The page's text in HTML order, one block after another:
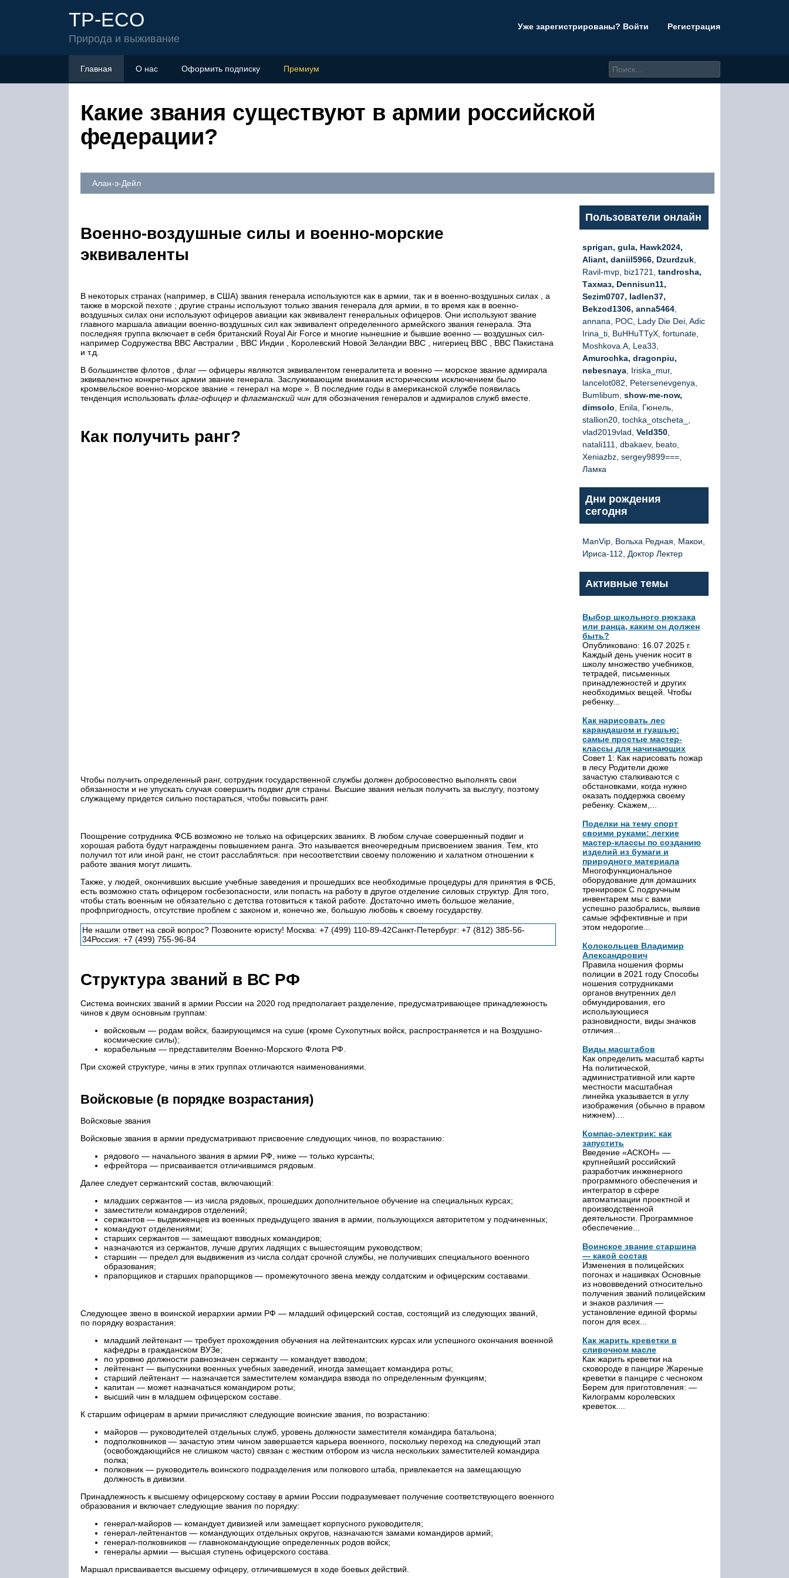
TP-ECO
Природа и выживание
Уже зарегистрированы? Войти Регистрация
Главная О нас Оформить подписку Премиум
Какие звания существуют в армии российской
федерации?
Алан-э-Дейл
Военно-воздушные силы и военно-морские
эквиваленты
В некоторых странах (например, в США) звания генерала используются как в армии, так и в военно-воздушных силах , а
также в морской пехоте ; другие страны используют только звания генерала для армии, в то время как в военно-
воздушных силах они используют офицеров авиации как эквивалент генеральных офицеров. Они используют звание
главного маршала авиации военно-воздушных сил как эквивалент определенного армейского звания генерала. Эта
последняя группа включает в себя британский Royal Air Force и многие нынешние и бывшие военно — воздушных сил-
например Содружества ВВС Австралии , ВВС Индии , Королевский Новой Зеландии ВВС , нигериец ВВС , ВВС Пакистана
и т.д.
В большинстве флотов , флаг — офицеры являются эквивалентом генералитета и военно — морское звание адмирала
эквивалентно конкретных армии звание генерала. Заслуживающим внимания историческим исключением было
кромвельское военно-морское звание « генерал на море ». В последние годы в американской службе появилась
тенденция использовать флаг-офицер и флагманский чин для обозначения генералов и адмиралов служб вместе.
Как получить ранг?
Чтобы получить определенный ранг, сотрудник государственной службы должен добросовестно выполнять свои
обязанности и не упускать случая совершить подвиг для страны. Высшие звания нельзя получить за выслугу, поэтому
служащему придется сильно постараться, чтобы повысить ранг.
Поощрение сотрудника ФСБ возможно не только на офицерских званиях. В любом случае совершенный подвиг и
хорошая работа будут награждены повышением ранга. Это называется внеочередным присвоением звания. Тем, кто
получил тот или иной ранг, не стоит расслабляться: при несоответствии своему положению и халатном отношении к
работе звания могут лишить.
Также, у людей, окончивших высшие учебные заведения и прошедших все необходимые процедуры для принятия в ФСБ,
есть возможно стать офицером госбезопасности, или попасть на работу в другое отделение силовых структур. Для того,
чтобы стать военным не обязательно с детства готовиться к такой работе. Достаточно иметь большое желание,
профпригодность, отсутствие проблем с законом и, конечно же, большую любовь к своему государству.
Не нашли ответ на свой вопрос? Позвоните юристу! Москва: +7 (499) 110-89-42Санкт-Петербург: +7 (812) 385-56-
34Россия: +7 (499) 755-96-84
Структура званий в ВС РФ
Система воинских званий в армии России на 2020 год предполагает разделение, предусматривающее принадлежность
чинов к двум основным группам:
войсковым — родам войск, базирующимся на суше (кроме Сухопутных войск, распространяется и на Воздушно-
космические силы);
корабельным — представителям Военно-Морского Флота РФ.
При схожей структуре, чины в этих группах отличаются наименованиями.
Войсковые (в порядке возрастания)
Войсковые звания
Войсковые звания в армии предусматривают присвоение следующих чинов, по возрастанию:
рядового — начального звания в армии РФ, ниже — только курсанты;
ефрейтора — присваивается отличившимся рядовым.
Далее следует сержантский состав, включающий:
младших сержантов — из числа рядовых, прошедших дополнительное обучение на специальных курсах;
заместители командиров отделений;
сержантов — выдвиженцев из военных предыдущего звания в армии, пользующихся авторитетом у подчиненных;
командуют отделениями;
старших сержантов — замещают взводных командиров;
назначаются из сержантов, лучше других ладящих с вышестоящим руководством;
старшин — предел для выдвижения из числа солдат срочной службы, не получивших специального военного
образования;
прапорщиков и старших прапорщиков — промежуточного звена между солдатским и офицерским составами.
Следующее звено в воинской иерархии армии РФ — младший офицерский состав, состоящий из следующих званий,
по порядку возрастания:
младший лейтенант — требует прохождения обучения на лейтенантских курсах или успешного окончания военной
кафедры в гражданском ВУЗе;
по уровню должности равнозначен сержанту — командует взводом;
лейтенант — выпускники военных учебных заведений, иногда замещает командира роты;
старший лейтенант — назначается заместителем командира взвода по определенным функциям;
капитан — может назначаться командиром роты;
высший чин в младшем офицерском составе.
К старшим офицерам в армии причисляют следующие воинские звания, по возрастанию:
майоров — руководителей отдельных служб, уровень должности заместителя командира батальона;
подполковников — зачастую этим чином завершается карьера военного, поскольку переход на следующий этап
(освобождающийся не слишком часто) связан с жестким отбором из числа нескольких заместителей командира
полка;
полковник — руководитель воинского подразделения или полкового штаба, привлекается на замещающую
должность в дивизии.
Принадлежность к высшему офицерскому составу в армии России подразумевает получение соответствующего военного
образования и включает следующие звания по порядку:
генерал-майоров — командует дивизией или замещает корпусного руководителя;
генерал-лейтенантов — командующих отдельных округов, назначаются замами командиров армий;
генерал-полковников — главнокомандующие определенных родов войск;
генералы армии — высшая ступень офицерского состава.
Маршал присваивается высшему офицеру, отличившемуся в ходе боевых действий.
Пользователи онлайн
sprigan, gula, Hawk2024,
Aliant, daniil5966, Dzurdzuk
Ravil-mvp, biz1721, tandrosha,
Тахмаз, Dennisun11,
Sezim0707, ladlen37,
Bekzod1306, anna5464
annana, РОС, Lady Die Dei, Adic
Irina_ti, BuHHuTTyX, fortunate,
Moshkova.A, Lea33,
Amurochka, dragonpiu,
nebesnaya , Iriska_mur,
lancelot082, Petersenevgenya,
Bumlibum, show-me-now,
dimsolo , Enila, Гюнель,
stallion20, tochka_otscheta_,
vlad2019vlad, Veld350
natali111, dbakaev, beato,
Xeniazbz, sergey9899===,
Ламка
Дни рождения
сегодня
ManVip, Вольха Редная, Макои,
Ириса-112, Доктор Лектер
Активные темы
Выбор школьного рюкзака
или ранца, каким он должен
быть?
Опубликовано: 16.07.2025 г.
Каждый день ученик носит в
школу множество учебников,
тетрадей, письменных
принадлежностей и других
необходимых вещей. Чтобы
ребенку...
Как нарисовать лес
карандашом и гуашью:
самые простые мастер-
классы для начинающих
Совет 1: Как нарисовать пожар
в лесу Родители дюже
зачастую сталкиваются с
обстановками, когда нужно
оказать поддержка своему
ребенку. Скажем,...
Поделки на тему спорт
своими руками: легкие
мастер-классы по созданию
изделий из бумаги и
природного материала
Многофункциональное
оборудование для домашних
тренировок С подручным
инвентарем мы с вами
успешно разобрались, выявив
самые эффективные и при
этом недорогие...
Колокольцев Владимир
Александрович
Правила ношения формы
полиции в 2021 году Способы
ношения сотрудниками
органов внутренних дел
обмундирования, его
использующиеся
разновидности, виды значков
отличия...
Виды масштабов
Как определить масштаб карты
На политической,
административной или карте
местности масштабная
линейка указывается в углу
изображения (обычно в правом
нижнем)....
Компас-электрик: как
запустить
Введение «АСКОН» —
крупнейший российский
разработчик инженерного
программного обеспечения и
интегратор в сфере
автоматизации проектной и
производственной
деятельности. Программное
обеспечение...
Воинское звание старшина
— какой состав
Изменения в полицейских
погонах и нашивках Основные
из нововведений относительно
получения званий полицейским
и знаков различия —
установление единой формы
погон для всех...
Как жарить креветки в
сливочном масле
Как жарить креветки на
сковороде в панцире Жареные
креветки в панцире с чесноком
Берем для приготовления: —
Килограмм королевских
креветок....